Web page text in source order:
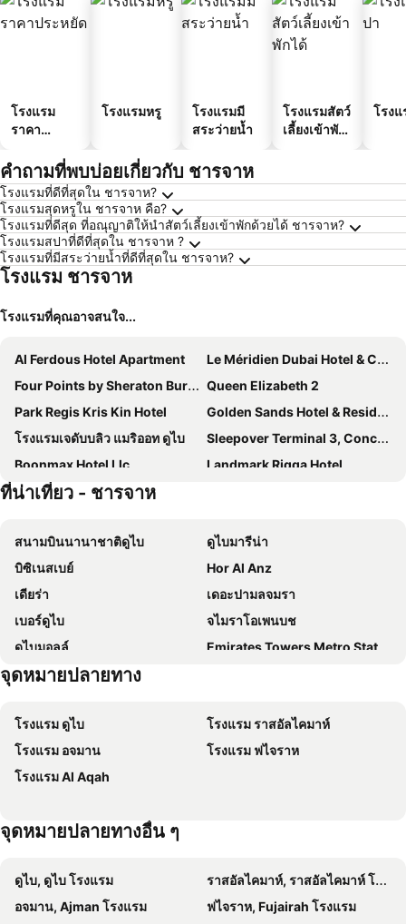
โรงแรม
ราคา
โรงแรมหรู
โรงแรมมี
สระว่ายน้ำ
โรงแรมสัตว์
เลี้ยงเข้าพัก
โรง
คำถามที่พบบ่อยเกี่ยวกับ ชารจาห
โรงแรมที่ดีที่สุดใน ชารจาห?
โรงแรมสุดหรูใน ชารจาห คือ?
โรงแรมที่ดีสุด ที่อณุญาติให้นำสัตว์เลี้ยงเข้าพักด้วยได้ ชารจาห?
โรงแรมสปาที่ดีที่สุดใน ชารจาห ?
โรงแรมที่มีสระว่ายน้ำที่ดีที่สุดใน ชารจาห?
โรงแรม ชารจาห
โรงแรมที่คุณอาจสนใจ...
Al Ferdous Hotel Apartment
Le Méridien Dubai Hotel & Conference Centre
Four Points by Sheraton Bur Dubai
Queen Elizabeth 2
Park Regis Kris Kin Hotel
Golden Sands Hotel & Residences
โรงแรมเจดับบลิว แมริออท ดูไบ
Sleepover Terminal 3, Concourse A - formerly sleep 'n fly
Boonmax Hotel Llc
Landmark Riqqa Hotel
พรีเมียร์ อินน์ ดูไบ อินเตอร์เนชั่นแนล แอร์พอร์ต
Raffles Dubai
Marco Polo Hotel
Grand Central Hotel
Hyatt Place Dubai Wasl District
Aavri Hotel
Movenpick Grand Albustan Dubai
Aloft Dubai Airport
Holiday Inn & Suites Dubai Festival City By Ihg
Intercontinental Hotels Dubai Festival City By Ihg
Hyatt Regency Dubai Creek Heights
FORM Hotel Al Jaddaf, Dubai, a Member of Design Hotels
Seven Seas Hotel
ไฮแอท รีเจนซี ดูไบ
Flora Inn Hotel Dubai Airport
Grand Mercure Dubai city
Al Khoory Sky Garden Hotel
Grand Hyatt Dubai
Sama Hotel
Crowne Plaza Dubai Deira by IHG
Asiana Grand Hotel
Sleepover Terminal 1, Concourse D - formerly sleep 'n fly
ที่น่าเที่ยว - ชารจาห
สนามบินนานาชาติดูไบ
ดูไบมารีน่า
บิซิเนสเบย์
Hor Al Anz
เดียร่า
เดอะปามลจมรา
เบอร์ดูไบ
จไมราโอเพนบช
ดูไบมอลล์
Emirates Towers Metro Station
อัลริกกา
สนามบินนานาชาติชาร์จาห์
จูเมร่าบีชเรนซีเดนส์
ดูไบครีก
Sharaf DG Metro Station
Al Jadaf
University of Sharjah
Central Market
Ajman Beach
Sharjah City Center
Dubai World Cup
จุดหมายปลายทาง
โรงแรม ดูไบ
โรงแรม ราสอัลไคมาห์
โรงแรม อจมาน
โรงแรม ฟไจราห
โรงแรม Al Aqah
จุดหมายปลายทางอื่น ๆ
ดูไบ, ดูไบ โรงแรม
ราสอัลไคมาห์, ราสอัลไคมาห์ โรงแรม
อจมาน, Ajman โรงแรม
ฟไจราห, Fujairah โรงแรม